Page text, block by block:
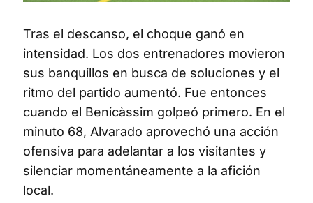
Tras el descanso, el choque ganó en
intensidad. Los dos entrenadores movieron
sus banquillos en busca de soluciones y el
ritmo del partido aumentó. Fue entonces
cuando el Benicàssim golpeó primero. En el
minuto 68, Alvarado aprovechó una acción
ofensiva para adelantar a los visitantes y
silenciar momentáneamente a la afición
local.